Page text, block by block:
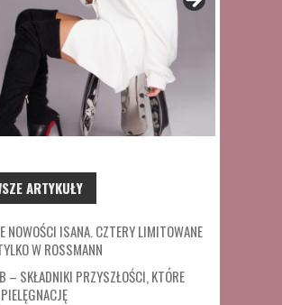
ARTYKUŁY
NOWOŚCI ISANA. CZTERY LIMITOWANE
W ROSSMANN
– SKŁADNIKI PRZYSZŁOŚCI, KTÓRE